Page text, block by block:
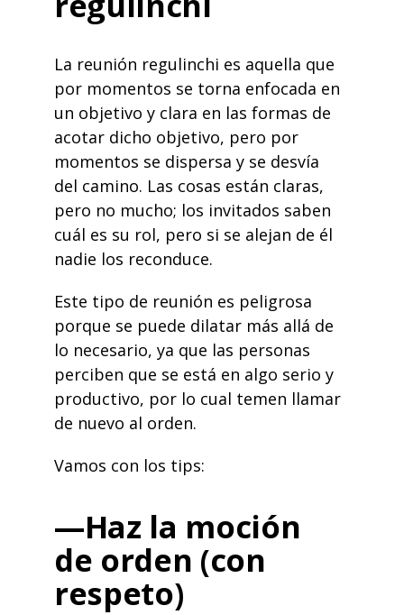
La reunión regulinchi es aquella que
por momentos se torna enfocada en
un objetivo y clara en las formas de
acotar dicho objetivo, pero por
momentos se dispersa y se desvía
del camino. Las cosas están claras,
pero no mucho; los invitados saben
cuál es su rol, pero si se alejan de él
nadie los reconduce.
Este tipo de reunión es peligrosa
porque se puede dilatar más allá de
lo necesario, ya que las personas
perciben que se está en algo serio y
productivo, por lo cual temen llamar
de nuevo al orden.
Vamos con los tips:
—Haz la moción
de orden (con
respeto)